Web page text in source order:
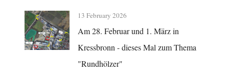
13 February 2026
Am 28. Februar und 1. März in
Kressbronn - dieses Mal zum Thema
"Rundhölzer"